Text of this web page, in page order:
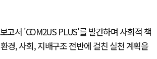
고서 'COM2US PLUS'를 발간하며 사회적 책
경, 사회, 지배구조 전반에 걸친 실천 계획을